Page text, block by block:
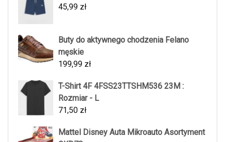
45,99 zł
Buty do aktywnego chodzenia Felano
męskie
199,99 zł
T-Shirt 4F 4FSS23TTSHM536 23M :
Rozmiar - L
71,50 zł
Mattel Disney Auta Mikroauto Asortyment